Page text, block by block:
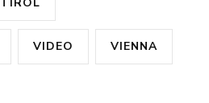
VIDEO VIENNA